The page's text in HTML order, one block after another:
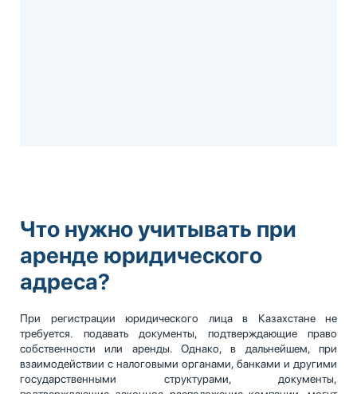
Что нужно учитывать при
аренде юридического
адреса?
При регистрации юридического лица в Казахстане не
требуется. подавать документы, подтверждающие право
собственности или аренды. Однако, в дальнейшем, при
взаимодействии с налоговыми органами, банками и другими
государственными структурами, документы,